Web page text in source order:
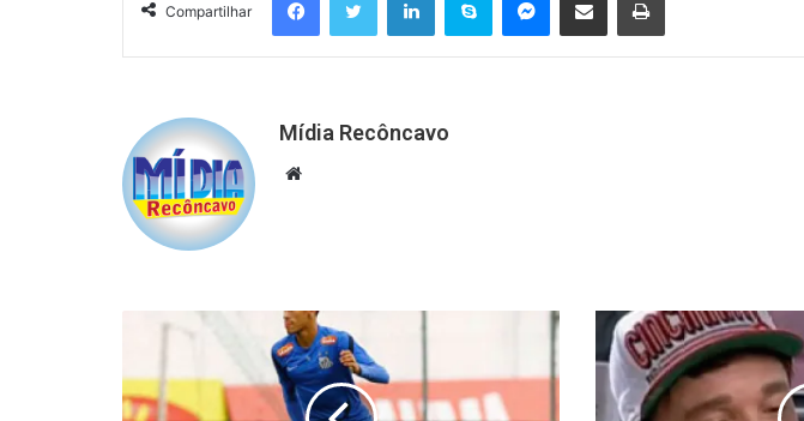
Compartilhar
Mídia Recôncavo
Website